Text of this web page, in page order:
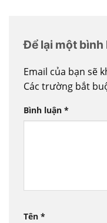
Để lại một bình
Email của bạn sẽ
Các trường bắt
Bình luận *
Tên *